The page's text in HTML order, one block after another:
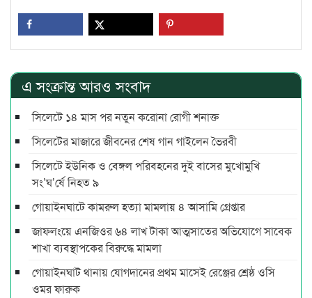
এ সংক্রান্ত আরও সংবাদ
সিলেটে ১৪ মাস পর নতুন করোনা রোগী শনাক্ত
সিলেটের মাজারে জীবনের শেষ গান গাইলেন ভৈরবী
সিলেটে ইউনিক ও বেঙ্গল পরিবহনের দুই বাসের মুখোমুখি
সং’ঘ’র্ষে নিহত ৯
গোয়াইনঘাটে কামরুল হত্যা মামলায় ৪ আসামি গ্রেপ্তার
জাফলংয়ে এনজিওর ৬৪ লাখ টাকা আত্মসাতের অভিযোগে সাবেক
শাখা ব্যবস্থাপকের বিরুদ্ধে মামলা
গোয়াইনঘাট থানায় যোগদানের প্রথম মাসেই রেঞ্জের শ্রেষ্ঠ ওসি
ওমর ফারুক